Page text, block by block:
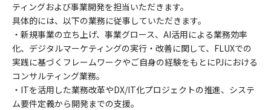
ティングおよび事業開発を担当いただきます。
具体的には、以下の業務に従事していただきます。
・新規事業の立ち上げ、事業グロース、AI活用による業務効率
化、デジタルマーケティングの実行・改善に関して、FLUXでの
実践に基づくフレームワークやご自身の経験をもとにPJにおける
コンサルティング業務。
・ITを活用した業務改革やDX/IT化プロジェクトの推進、システ
ム要件定義から開発までの支援。